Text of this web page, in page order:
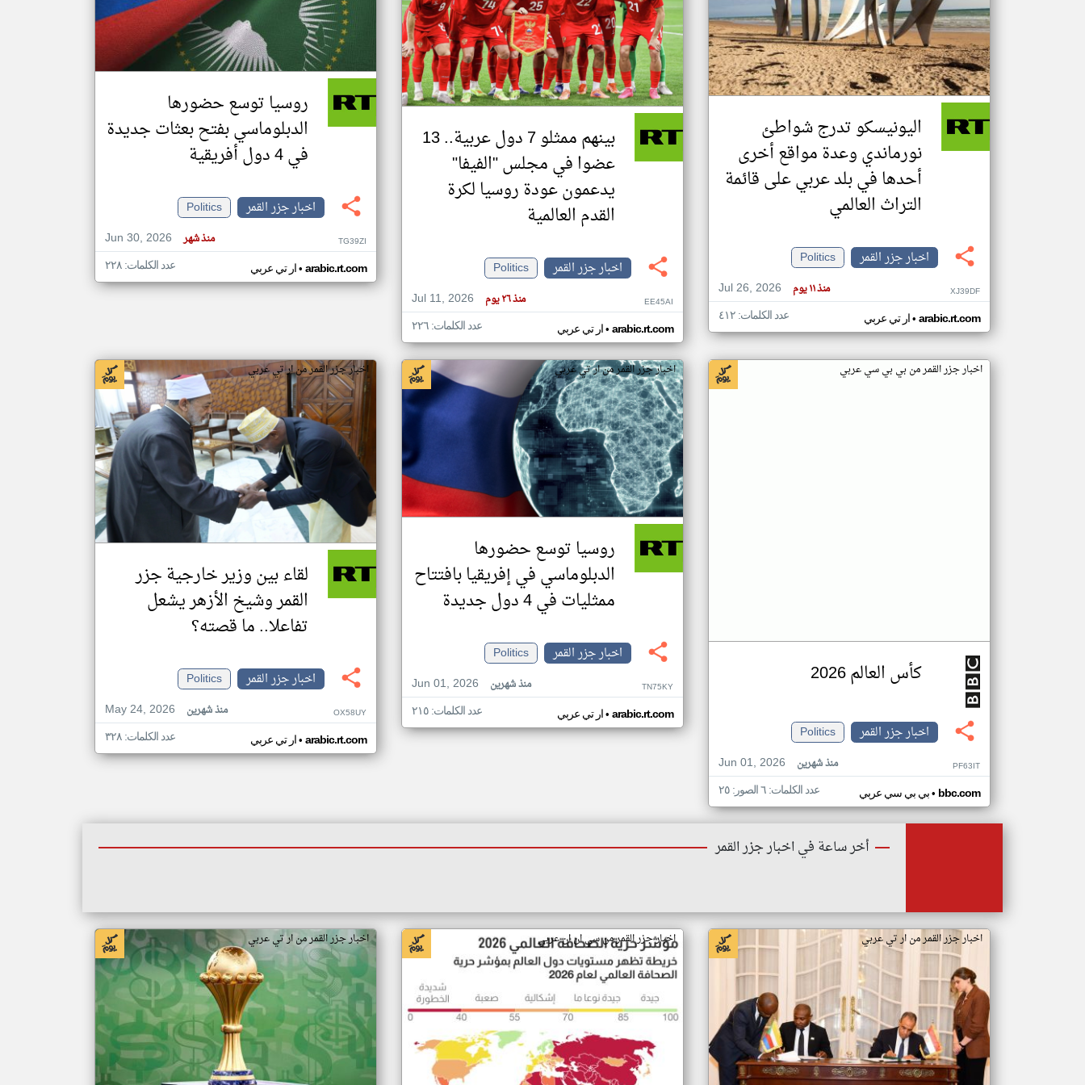
تغيير الدولة
اخبار جزر القمر على مدار الساعة
أهم اخبار جزر القمر العاجلة والمباشرة
اليونيسكو تدرج شواطئ
نورماندي وعدة مواقع أخرى
أحدها في بلد عربي على قائمة
التراث العالمي
اخبار جزر القمر
Politics
Jul 26, 2026
منذ ١١ يوم XJ39DF
ار تي عربي• arabic.rt.com عدد الكلمات: ٤١٢
بينهم ممثلو 7 دول عربية.. 13
عضوا في مجلس "الفيفا"
يدعمون عودة روسيا لكرة
القدم العالمية
اخبار جزر القمر
Politics
Jul 11, 2026
منذ ٢٦ يوم EE45AI
ار تي عربي• arabic.rt.com عدد الكلمات: ٢٢٦
روسيا توسع حضورها
الدبلوماسي بفتح بعثات جديدة
في 4 دول أفريقية
اخبار جزر القمر
Politics
Jun 30, 2026
منذ شهر TG39ZI
ار تي عربي• arabic.rt.com عدد الكلمات: ٢٢٨
اخبار جزر القمر من بي بي سي عربي
كأس العالم 2026
اخبار جزر القمر
Politics
Jun 01, 2026
منذ شهرين PF63IT
بي بي سي عربي• bbc.com عدد الكلمات: ٦ الصور: ٢٥
اخبار جزر القمر من ار تي عربي
روسيا توسع حضورها
الدبلوماسي في إفريقيا بافتتاح
ممثليات في 4 دول جديدة
اخبار جزر القمر
Politics
Jun 01, 2026
منذ شهرين TN75KY
ار تي عربي• arabic.rt.com عدد الكلمات: ٢١٥
اخبار جزر القمر من ار تي عربي
لقاء بين وزير خارجية جزر
القمر وشيخ الأزهر يشعل
تفاعلا.. ما قصته؟
اخبار جزر القمر
Politics
May 24, 2026
منذ شهرين OX58UY
ار تي عربي• arabic.rt.com عدد الكلمات: ٣٢٨
أخر ساعة في اخبار جزر القمر
اخبار جزر القمر من ار تي عربي اخبار جزر القمر من سي ان ان عربي اخبار جزر القمر من ار تي عربي
klyoum.com